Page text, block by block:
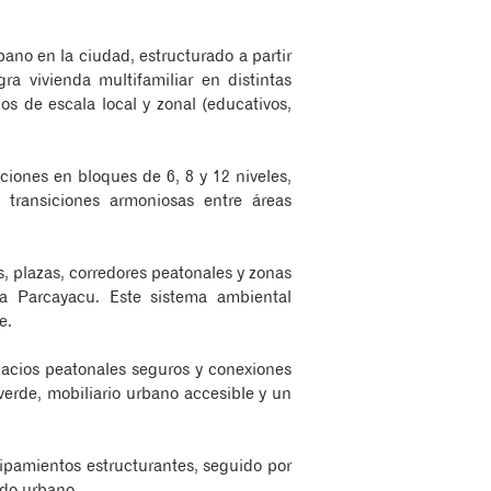
en la ciudad, estructurado a partir
vivienda multifamiliar en distintas
de escala local y zonal (educativos,
en bloques de 6, 8 y 12 niveles,
armoniosas entre áreas
corredores peatonales y zonas
Este sistema ambiental
peatonales seguros y conexiones
mobiliario urbano accesible y un
estructurantes, seguido por